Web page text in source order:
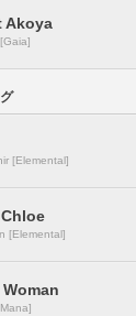
Akoya
[Elemental]
[Elemental]